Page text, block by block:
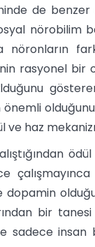
de
nörobilim
rasyonel bir
önemli
haz
dopamin
bir
sadece